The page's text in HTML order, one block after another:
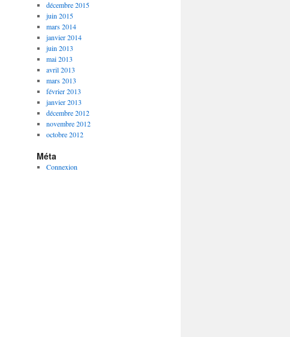
décembre 2015
juin 2015
mars 2014
janvier 2014
juin 2013
mai 2013
avril 2013
mars 2013
février 2013
janvier 2013
décembre 2012
novembre 2012
octobre 2012
Méta
Connexion